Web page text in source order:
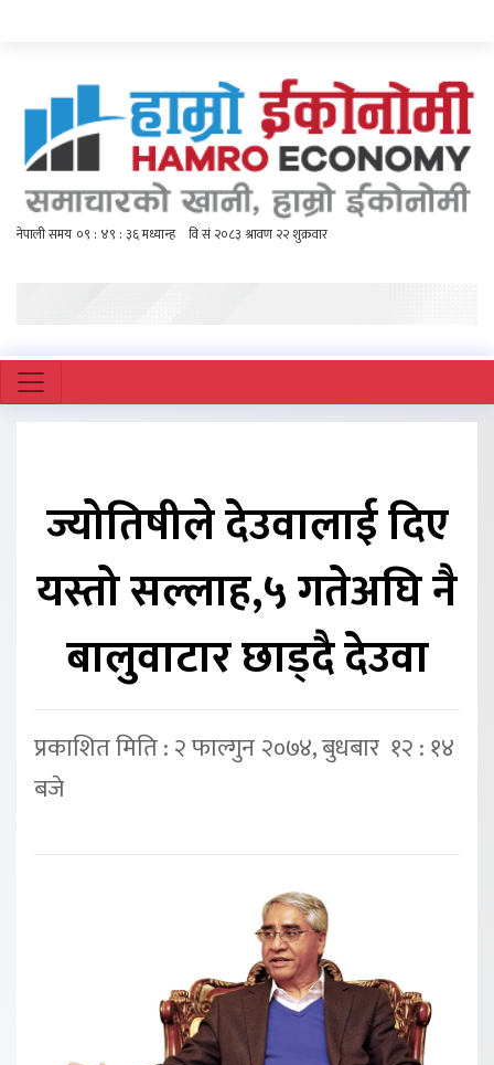
ज्योतिषीले देउवालाई दिए
यस्तो सल्लाह,५ गतेअघि नै
बालुवाटार छाड्दै देउवा
प्रकाशित मिति : २ फाल्गुन २०७४, बुधबार १२ : १४
बजे